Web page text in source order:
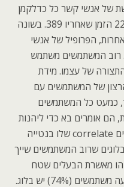
של אנשי קשר כל כדלקמן
משתמש טוויטר בחשבונות ממוצע 222 הזמן שאחריו 389. בשונה
הפרופיל של אנשי
רוב המשתמשים משתמש
של עצמו. מידת
הרצון של המשתמשים עם
כמעט כל המשתמשים
הם אומרים בא כדי ליהנות
מרמה גבוהה של שביעות רצון ממצאים correlate שלו בנטייה
שרוב המשתמשים שייך
מאשרת הבעלים שטח
טוויטר. כמעט שלושה מתוך כל ארבעה משתמשים (74%) יש בלוג.